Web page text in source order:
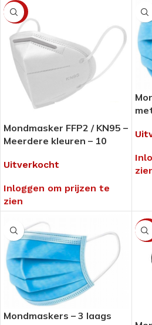
-33%
Mondmasker FFP2 / KN95 –
Meerdere kleuren – 10
Uitverkocht
Inloggen om prijzen te
zien
Mondmaskers – 3 laags
-